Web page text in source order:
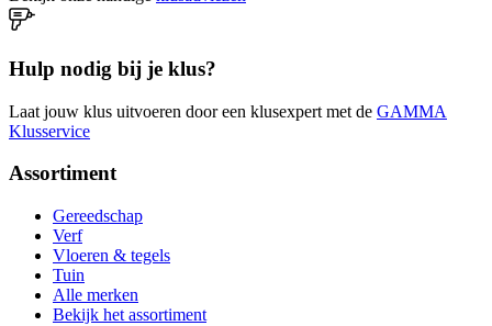
Hulp nodig bij je klus?
Laat jouw klus uitvoeren door een klusexpert met de GAMMA
Klusservice
Assortiment
Gereedschap
Verf
Vloeren & tegels
Tuin
Alle merken
Bekijk het assortiment